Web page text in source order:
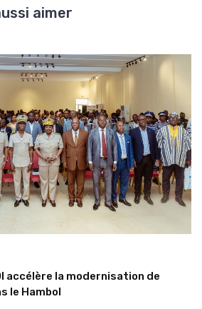
aimer
accélère la modernisation de
le Hambol